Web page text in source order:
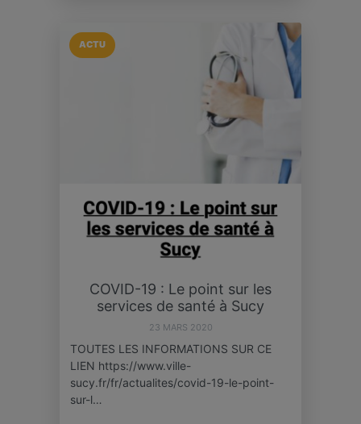
ACTU
COVID-19 : Le point sur les
services de santé à Sucy
23 MARS 2020
TOUTES LES INFORMATIONS SUR CE
LIEN https://www.ville-
sucy.fr/fr/actualites/covid-19-le-point-
sur-l…